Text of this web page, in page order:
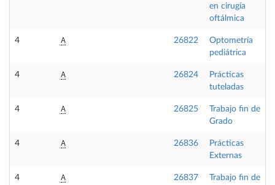
en cirugía
oftálmica
4 A 26822
Optometría
pediátrica
4 A 26824
Prácticas
tuteladas
4 A 26825
Trabajo fin de
Grado
4 A 26836
Prácticas
Externas
4 A 26837
Trabajo fin de